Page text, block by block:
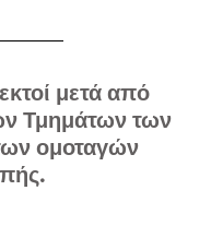
μετά από
Τμημάτων των
ομοταγών